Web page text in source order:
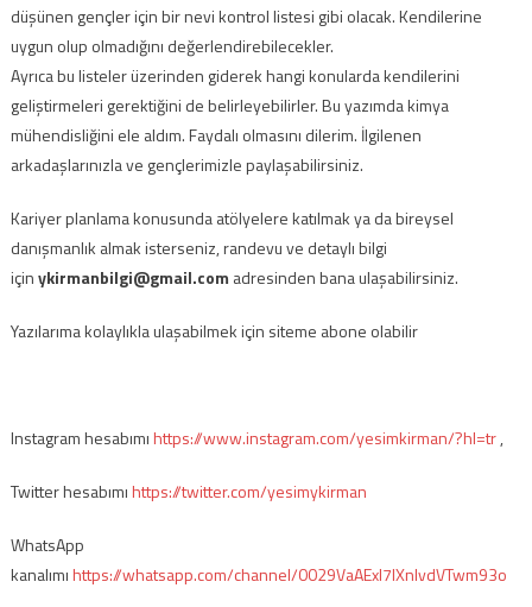
düşünen gençler için bir nevi kontrol listesi gibi olacak. Kendilerine
uygun olup olmadığını değerlendirebilecekler.
Ayrıca bu listeler üzerinden giderek hangi konularda kendilerini
geliştirmeleri gerektiğini de belirleyebilirler. Bu yazımda kimya
mühendisliğini ele aldım. Faydalı olmasını dilerim. İlgilenen
arkadaşlarınızla ve gençlerimizle paylaşabilirsiniz.
Kariyer planlama konusunda atölyelere katılmak ya da bireysel
danışmanlık almak isterseniz, randevu ve detaylı bilgi
içinykirmanbilgi@gmail.com adresinden bana ulaşabilirsiniz.
Yazılarıma kolaylıkla ulaşabilmek için siteme abone olabilir
Instagram hesabımıhttps://www.instagram.com/yesimkirman/?hl=tr,
Twitter hesabımıhttps://twitter.com/yesimykirman
WhatsApp
kanalımıhttps://whatsapp.com/channel/0029VaAExI7IXnlvdVTwm93o